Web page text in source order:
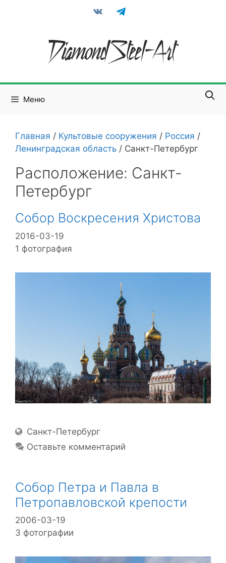
vkontaktetelegram
Меню
Главная / Культовые сооружения / Россия /
Ленинградская область / Санкт-Петербург
Расположение: Санкт-
Петербург
Собор Воскресения Христова
2016-03-19
1 фотография
Location
Санкт-Петербург
Оставьте комментарий
Собор Петра и Павла в
Петропавловской крепости
2006-03-19
3 фотографии